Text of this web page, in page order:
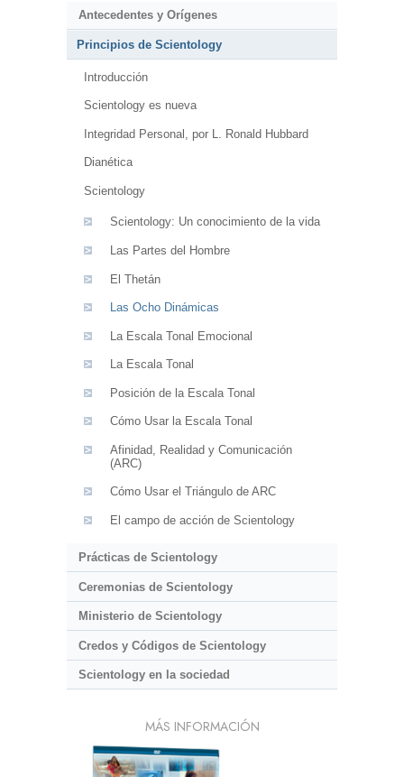
Antecedentes y Orígenes
Principios de Scientology
Introducción
Scientology es nueva
Integridad Personal, por L. Ronald Hubbard
Dianética
Scientology
Scientology: Un conocimiento de la vida
Las Partes del Hombre
El Thetán
Las Ocho Dinámicas
La Escala Tonal Emocional
La Escala Tonal
Posición de la Escala Tonal
Cómo Usar la Escala Tonal
Afinidad, Realidad y Comunicación
(ARC)
Cómo Usar el Triángulo de ARC
El campo de acción de Scientology
Prácticas de Scientology
Ceremonias de Scientology
Ministerio de Scientology
Credos y Códigos de Scientology
Scientology en la sociedad
MÁS INFORMACIÓN